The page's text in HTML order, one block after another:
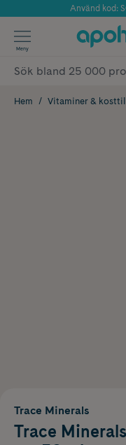
Årets
Använd kod:
✓
Meny
Hem Vitaminer &
Trace Minerals
Trace